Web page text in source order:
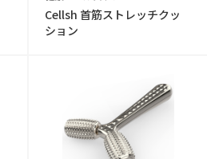
Cellsh 首筋ストレッチクッ
ション